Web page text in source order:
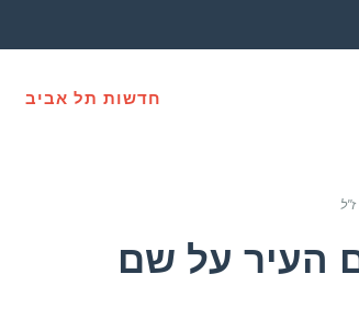
חדשות תל אביב
העיר על שם